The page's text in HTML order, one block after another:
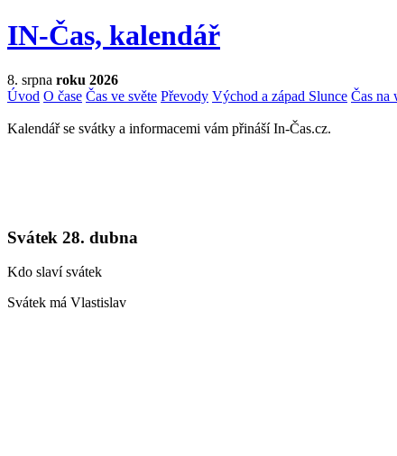
IN-Čas, kalendář
8. srpna roku 2026
Úvod O čase Čas ve světe Převody Východ a západ Slunce Čas na
Kalendář se svátky a informacemi vám přináší In-Čas.cz.
Svátek 28. dubna
Kdo slaví svátek
Svátek má Vlastislav